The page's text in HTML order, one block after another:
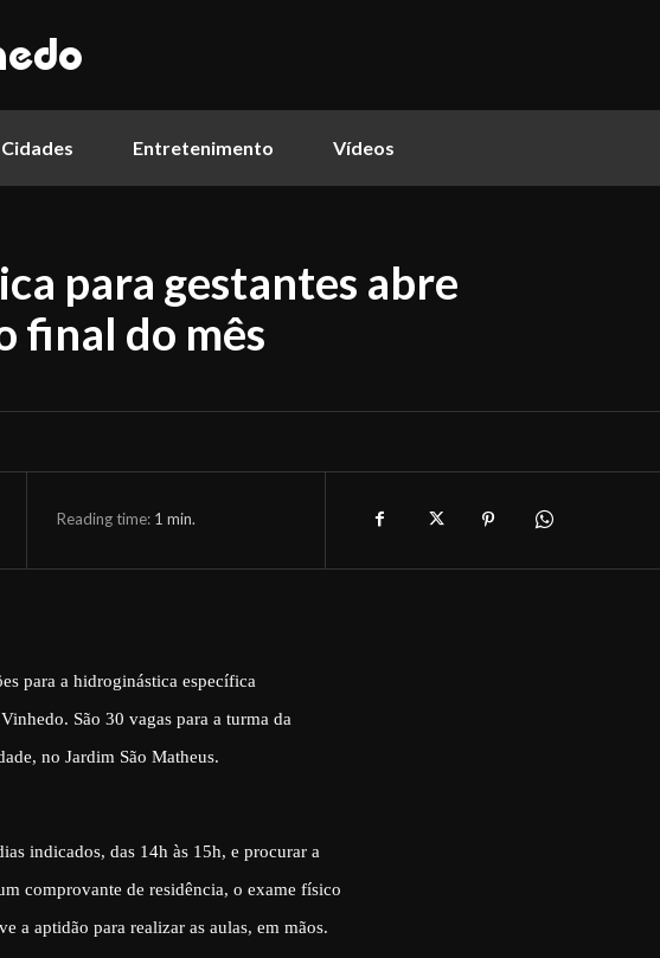
Cidades Entretenimento Vídeos
para gestantes abre
final do mês
Reading time: 1 min.
para a hidroginástica específica
São 30 vagas para a turma da
no Jardim São Matheus.
indicados, das 14h às 15h, e procurar a
comprovante de residência, o exame físico
a aptidão para realizar as aulas, em mãos.